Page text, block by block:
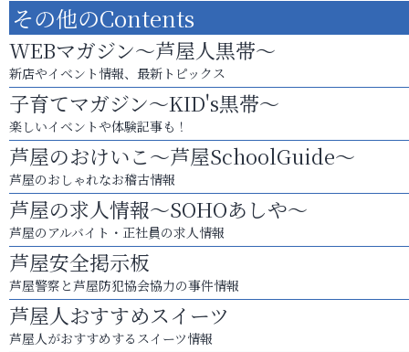
その他のContents
WEBマガジン～芦屋人黒帯～
新店やイベント情報、最新トピックス
子育てマガジン～KID's黒帯～
楽しいイベントや体験記事も！
芦屋のおけいこ～芦屋SchoolGuide～
芦屋のおしゃれなお稽古情報
芦屋の求人情報～SOHOあしや～
芦屋のアルバイト・正社員の求人情報
芦屋安全掲示板
芦屋警察と芦屋防犯協会協力の事件情報
芦屋人おすすめスイーツ
芦屋人がおすすめするスイーツ情報